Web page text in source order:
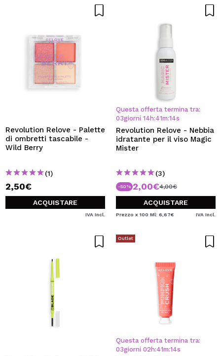
Revolution Relove - Palette
di ombretti tascabile -
Wild Berry
(1)
2,50€
ACQUISTARE
IVA Incl.
Questa offerta termina tra:
03giorni 14 h:41m:13s
Revolution Relove - Nebbia
idratante per il viso Magic
Mister
(3)
-50% 2,00€4,00€
ACQUISTARE
Prezzo x 100 Ml: 6,67€ IVA Incl.
Outlet
Questa offerta termina tra:
03giorni 02 h:41m:13s